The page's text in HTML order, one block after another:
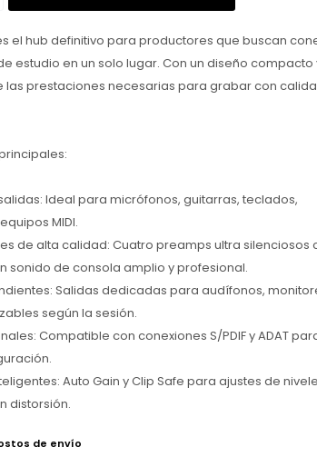
es el hub definitivo para productores que buscan
estudio en un solo lugar. Con un diseño compacto
las prestaciones necesarias para grabar con
Ideal para micrófonos, guitarras, teclados,
MIDI.
de alta calidad: Cuatro preamps ultra silenciosos
sonido de consola amplio y profesional.
Salidas dedicadas para audífonos,
según la sesión.
Compatible con conexiones S/PDIF y ADAT
Auto Gain y Clip Safe para ajustes de
distorsión.
de envío